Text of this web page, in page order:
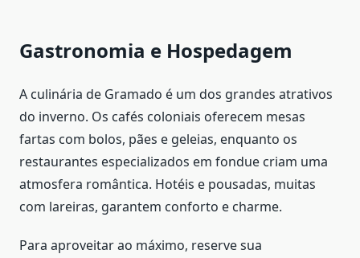
Gastronomia e Hospedagem
A culinária de Gramado é um dos grandes atrativos
do inverno. Os cafés coloniais oferecem mesas
fartas com bolos, pães e geleias, enquanto os
restaurantes especializados em fondue criam uma
atmosfera romântica. Hotéis e pousadas, muitas
com lareiras, garantem conforto e charme.
Para aproveitar ao máximo, reserve sua